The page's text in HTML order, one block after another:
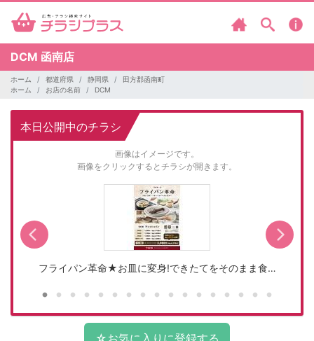
DCM 函南店
ホーム 都道府県 静岡県
田方郡函南町
ホーム
お店の名前 DCM
本日公開中のチラシ
画像はイメージです。
画像をクリックするとチラシが開きます。
フライパン革命★お皿に変身!できたてをそのまま食…